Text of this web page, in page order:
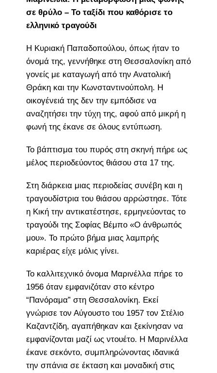
σε θρύλο – Το ταξίδι που καθόρισε το
ελληνικό τραγούδι
Η Κυριακή Παπαδοπούλου, όπως ήταν το
όνομά της, γεννήθηκε στη Θεσσαλονίκη από
γονείς με καταγωγή από την Ανατολική
Θράκη και την Κωνσταντινούπολη. Η
οικογένειά της δεν την εμπόδισε να
αναζητήσει την τύχη της, αφού από μικρή η
φωνή της έκανε σε όλους εντύπωση.
Το βάπτισμα του πυρός στη σκηνή πήρε ως
μέλος περιοδεύοντος θιάσου στα 17 της.
Στη διάρκεια μιας περιοδείας συνέβη και η
τραγουδίστρια του θιάσου αρρώστησε. Τότε
η Κική την αντικατέστησε, ερμηνεύοντας το
τραγούδι της Σοφίας Βέμπο «Ο άνθρωπός
μου». Το πρώτο βήμα μιας λαμπρής
καριέρας είχε μόλις γίνει.
Το καλλιτεχνικό όνομα Μαρινέλλα πήρε το
1956 όταν εμφανιζόταν στο κέντρο
“Πανόραμα” στη Θεσσαλονίκη. Εκεί
γνώρισε τον Αύγουστο του 1957 τον Στέλιο
Καζαντζίδη, αγαπήθηκαν και ξεκίνησαν να
εμφανίζονται μαζί ως ντουέτο. Η Μαρινέλλα
έκανε σεκόντο, συμπληρώνοντας ιδανικά
την σπάνια σε έκταση και μοναδική στις